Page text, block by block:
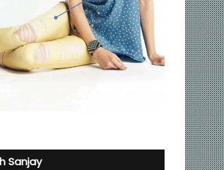
Sanjay